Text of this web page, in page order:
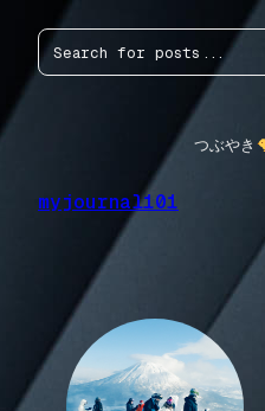
ス
キ
検
索
つぶやき
myjournal101